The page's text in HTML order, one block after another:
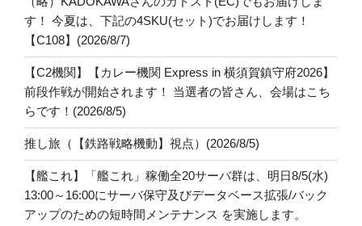
す！ 今夏は、下記の4SKU(セット)でお届けします！
【C108】(2026/8/7)
【C2機関】【カレー機関 Express in 横須賀鎮守府2026】
前段作戦が開始されます！ 当選者の皆さん、会場はこち
らです！(2026/8/5)
推し旅（【鉄路戦略機動】視点）(2026/8/5)
【艦これ】「艦これ」稼働全20サーバ群は、明日8/5(水)
13:00～16:00にサーバ保守及びデータベース拡張/バック
アップのための短時間メンテナンス を実施します。